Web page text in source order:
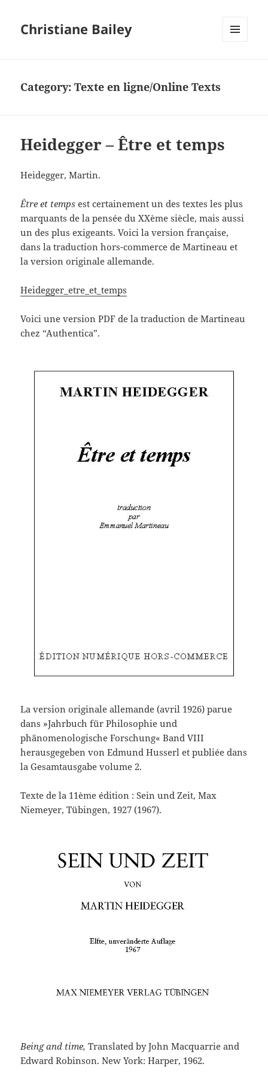
Christiane Bailey
Category:Texte en ligne/Online Texts
Heidegger – Être et temps
Heidegger, Martin.
Être et temps est certainement un des textes les plus
marquants de la pensée du XXème siècle, mais aussi
un des plus exigeants. Voici la version française,
dans la traduction hors-commerce de Martineau et
la version originale allemande.
Heidegger_etre_et_temps
Voici une version PDF de la traduction de Martineau
chez “Authentica”.
La version originale allemande (avril 1926) parue
dans »Jahrbuch für Philosophie und
phänomenologische Forschung« Band VIII
herausgegeben von Edmund Husserl et publiée dans
la Gesamtausgabe volume 2.
Texte de la 11ème édition : Sein und Zeit, Max
Niemeyer, Tübingen, 1927 (1967).
Being and time,Translated by John Macquarrie and
Edward Robinson. New York: Harper, 1962.